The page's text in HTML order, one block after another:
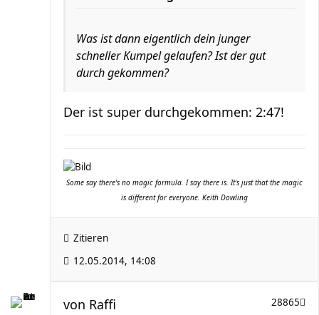
Was ist dann eigentlich dein junger
schneller Kumpel gelaufen? Ist der gut
durch gekommen?
Der ist super durchgekommen: 2:47!
Some say there's no magic formula. I say there is. It's just that the magic
is different for everyone. Keith Dowling
Zitieren
12.05.2014, 14:08
28865
von Raffi